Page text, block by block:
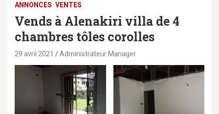
ANNONCES VENTES
Vends à Alenakiri villa de 4
chambres tôles corolles
29 avril 2021 Administrateur Manager